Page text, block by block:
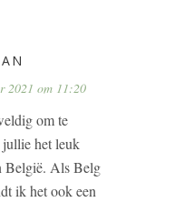
2021 om 11:20
om te
het leuk
België. Als Belg
ik het ook een